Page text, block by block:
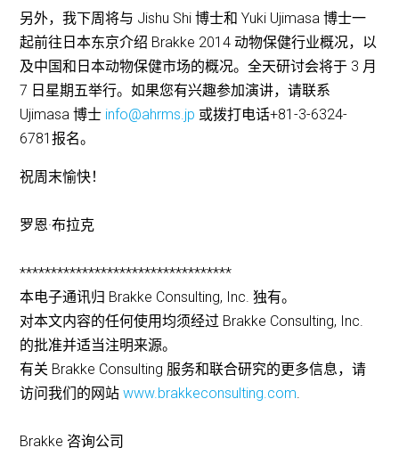
另外，我下周将与 Jishu Shi 博士和 Yuki Ujimasa 博士一
起前往日本东京介绍 Brakke 2014 动物保健行业概况，以
及中国和日本动物保健市场的概况。全天研讨会将于 3 月
7 日星期五举行。如果您有兴趣参加演讲，请联系
Ujimasa 博士 info@ahrms.jp 或拨打电话+81-3-6324-
6781报名。
祝周末愉快！
罗恩·布拉克
**********************************
本电子通讯归 Brakke Consulting, Inc. 独有。
对本文内容的任何使用均须经过 Brakke Consulting, Inc.
的批准并适当注明来源。
有关 Brakke Consulting 服务和联合研究的更多信息，请
访问我们的网站www.brakkeconsulting.com.
Brakke 咨询公司